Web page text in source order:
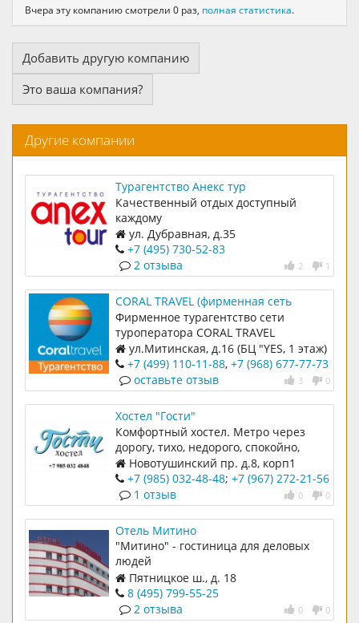
Вчера эту компанию смотрели 0 раз, полная статистика.
Добавить другую компанию
Это ваша компания?
Другие компании
Турагентство Анекс тур
Качественный отдых доступный
каждому
ул. Дубравная, д.35
+7 (495) 730-52-83
2 1
2 отзыва
CORAL TRAVEL (фирменная сеть
турагентств ТИО)
Фирменное турагентство сети
туроператора CORAL TRAVEL
предлагает своим клиентам
выездные туры по массовым
направлениям отдыха
ул.Митинская, д.16 (БЦ "YES, 1 этаж)
+7 (499) 110-11-88, +7 (968) 677-77-73
3 0
оставьте отзыв
Хостел "Гости"
Комфортный хостел. Метро через
дорогу, тихо, недорого, спокойно,
все для достойного проживания
Новотушинский пр. д.8, корп1
+7 (985) 032-48-48; +7 (967) 272-21-56
0 0
1 отзыв
Отель Митино
"Митино" - гостиница для деловых
людей
Пятницкое ш., д. 18
8 (495) 799-55-25
0 0
2 отзыва